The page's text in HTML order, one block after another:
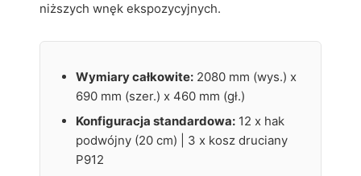
niższych wnęk ekspozycyjnych.
Wymiary całkowite: 2080 mm (wys.) x
690 mm (szer.) x 460 mm (gł.)
Konfiguracja standardowa: 12 x hak
podwójny (20 cm) | 3 x kosz druciany
P912